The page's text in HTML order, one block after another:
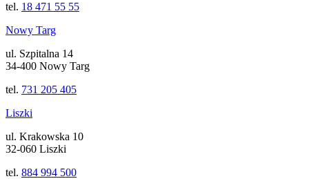
tel. 18 471 55 55
Nowy Targ
ul. Szpitalna 14
34-400 Nowy Targ
tel. 731 205 405
Liszki
ul. Krakowska 10
32-060 Liszki
tel. 884 994 500